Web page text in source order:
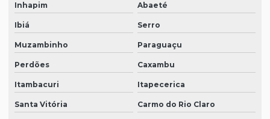
Inhapim Abaeté
Ibiá Serro
Muzambinho Paraguaçu
Perdões Caxambu
Itambacuri Itapecerica
Santa Vitória Carmo do Rio Claro